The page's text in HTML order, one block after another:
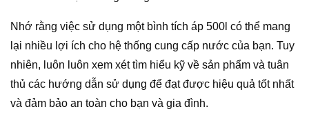
Nhớ rằng việc sử dụng một bình tích áp 500l có thể mang
lại nhiều lợi ích cho hệ thống cung cấp nước của bạn. Tuy
nhiên, luôn luôn xem xét tìm hiểu kỹ về sản phẩm và tuân
thủ các hướng dẫn sử dụng để đạt được hiệu quả tốt nhất
và đảm bảo an toàn cho bạn và gia đình.